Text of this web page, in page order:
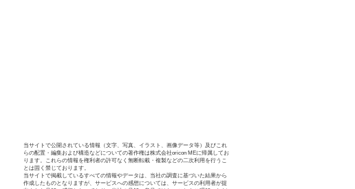
当サイトで公開されている情報（文字、写真、イラスト、画像データ等）及びこれ
らの配置・編集および構造などについての著作権は株式会社oricon MEに帰属してお
ります。これらの情報を権利者の許可なく無断転載・複製などの二次利用を行うこ
とは固く禁じております。
当サイトで掲載しているすべての情報やデータは、当社の調査に基づいた結果から
作成したものとなりますが、サービスへの感想については、サービスの利用者が提